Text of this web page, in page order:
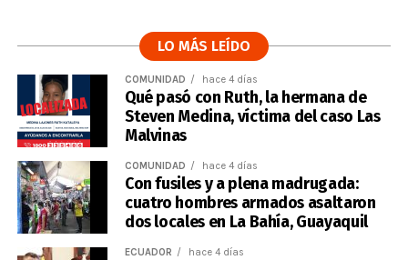
LO MÁS LEÍDO
COMUNIDAD hace 4 días
Qué pasó con Ruth, la hermana de
Steven Medina, víctima del caso Las
Malvinas
COMUNIDAD hace 4 días
Con fusiles y a plena madrugada:
cuatro hombres armados asaltaron
dos locales en La Bahía, Guayaquil
ECUADOR hace 4 días